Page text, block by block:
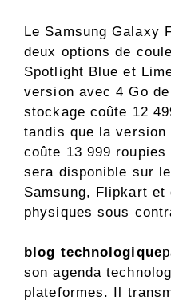
Le Samsung Galaxy
deux options de
Spotlight Blue et
version avec 4 Go
stockage coûte 12
tandis que la version
coûte 13 999
sera disponible sur
Samsung, Flipkart et
physiques sous
blog technologique
son agenda
plateformes. Il